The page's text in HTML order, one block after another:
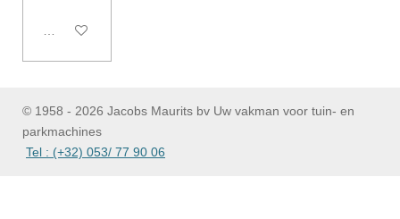
In winkelwagen
© 1958 - 2026 Jacobs Maurits bv Uw vakman voor tuin- en
parkmachines
Tel : (+32) 053/ 77 90 06